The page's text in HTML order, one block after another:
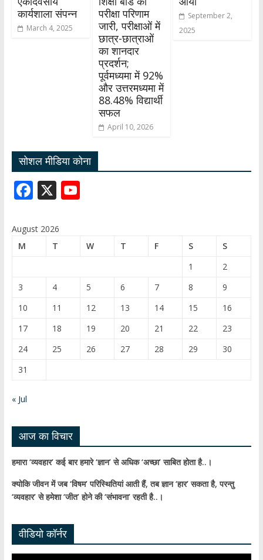
कार्यशाला संपन्न
March 4, 2025
परीक्षा परिणाम
जारी, परीक्षाओं में
छात्र-छात्राओं
का शानदार
प्रदर्शन;
पूर्वमध्यमा में 92%
और उत्तरमध्यमा में
88.48% विद्यार्थी
सफल
April 10, 2026
September 2,
2025
सोशल मीडिया कोना
F
e
X Y
T
b
e
C
h
a
August 2026
M
T W T F S
S
1
2
3
4 5 6 7 8
9
10
11 12 13 14 15
16
17
18 19 20 21 22
23
24
25 26 27 28 29
30
31
« Jul
आज का विचार
हमारा ‘व्यवहार’ कई बार हमारे ‘ज्ञान’ से अधिक ‘अच्छा’ साबित होता है..।
क्योकि जीवन में जब ‘विषम’ परिस्थितियां आती हैं,तब ज्ञान ‘हार’ सकता है,परन्तु
‘व्यवहार’ से हमेशा ‘जीत’ होने की ‘संभावना’ रहती है..।
वीडियो कॉर्नर